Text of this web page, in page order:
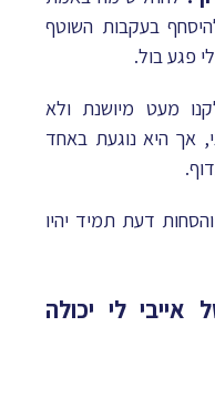
בעקבות השוטף
פגע בול.
מעט מיושנת ולא
אך היא נוגעת באחד
דעת תמיד יהיו
לי יכולה